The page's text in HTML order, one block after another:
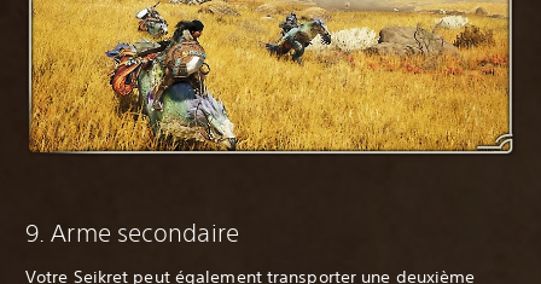
‎9. Arme secondaire
Votre Seikret peut également transporter une deuxième